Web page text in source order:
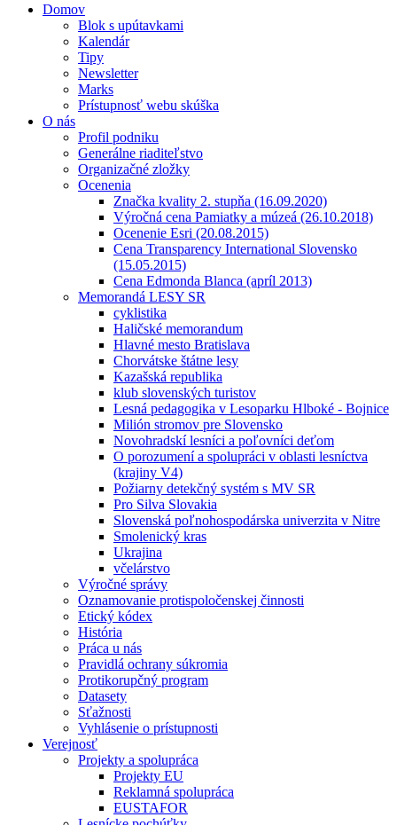
Domov
Blok s upútavkami
Kalendár
Tipy
Newsletter
Marks
Prístupnosť webu skúška
O nás
Profil podniku
Generálne riaditeľstvo
Organizačné zložky
Ocenenia
Značka kvality 2. stupňa (16.09.2020)
Výročná cena Pamiatky a múzeá (26.10.2018)
Ocenenie Esri (20.08.2015)
Cena Transparency International Slovensko
(15.05.2015)
Cena Edmonda Blanca (apríl 2013)
Memorandá LESY SR
cyklistika
Haličské memorandum
Hlavné mesto Bratislava
Chorvátske štátne lesy
Kazašská republika
klub slovenských turistov
Lesná pedagogika v Lesoparku Hlboké - Bojnice
Milión stromov pre Slovensko
Novohradskí lesníci a poľovníci deťom
O porozumení a spolupráci v oblasti lesníctva
(krajiny V4)
Požiarny detekčný systém s MV SR
Pro Silva Slovakia
Slovenská poľnohospodárska univerzita v Nitre
Smolenický kras
Ukrajina
včelárstvo
Výročné správy
Oznamovanie protispoločenskej činnosti
Etický kódex
História
Práca u nás
Pravidlá ochrany súkromia
Protikorupčný program
Datasety
Sťažnosti
Vyhlásenie o prístupnosti
Verejnosť
Projekty a spolupráca
Projekty EU
Reklamná spolupráca
EUSTAFOR